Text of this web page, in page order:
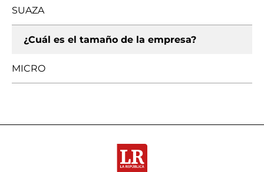
SUAZA
¿Cuál es el tamaño de la empresa?
MICRO